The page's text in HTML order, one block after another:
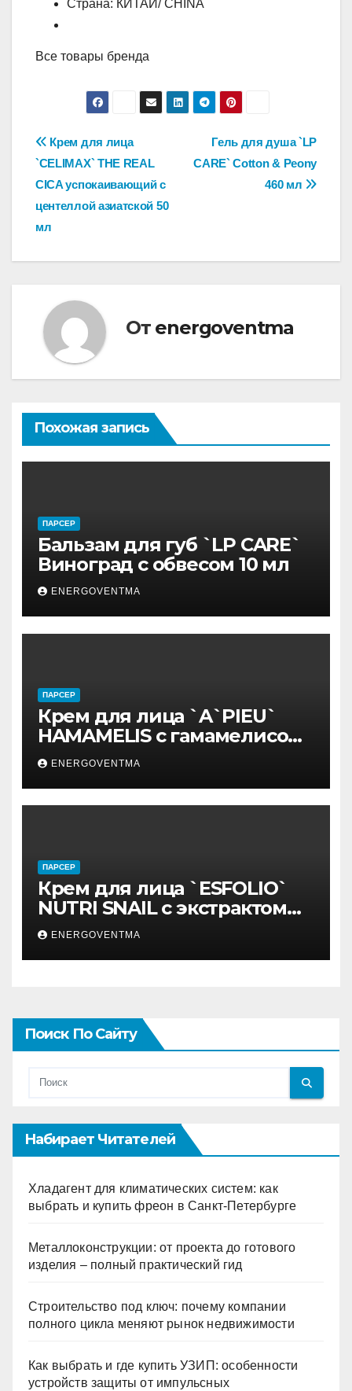
Страна: КИТАЙ/ CHINA
Все товары бренда
Навигация
по
записям
Гель для душа `LP
CARE` Cotton & Peony
460 мл
Крем для лица
`CELIMAX` THE REAL
CICA успокаивающий с
центеллой азиатской 50
мл
От energoventma
Похожая запись
ПАРСЕР
Бальзам для губ `LP CARE`
Виноград с обвесом 10 мл
ENERGOVENTMA
ПАРСЕР
Крем для лица `A`PIEU`
HAMAMELIS с гамамелисом
50 мл
ENERGOVENTMA
ПАРСЕР
Крем для лица `ESFOLIO`
NUTRI SNAIL с экстрактом
муцина улитки 200 мл
ENERGOVENTMA
Поиск По Сайту
Набирает Читателей
Хладагент для климатических систем: как
выбрать и купить фреон в Санкт-Петербурге
Металлоконструкции: от проекта до готового
изделия – полный практический гид
Строительство под ключ: почему компании
полного цикла меняют рынок недвижимости
Как выбрать и где купить УЗИП: особенности
устройств защиты от импульсных